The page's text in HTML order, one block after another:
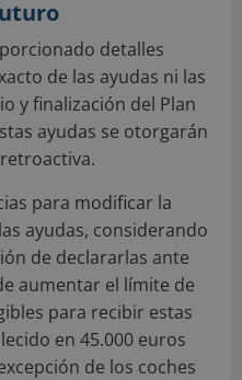
detalles
de las ayudas ni las
y finalización del Plan
ayudas se otorgarán
para modificar la
ayudas, considerando
de declararlas ante
aumentar el límite de
para recibir estas
en 45.000 euros
de los coches